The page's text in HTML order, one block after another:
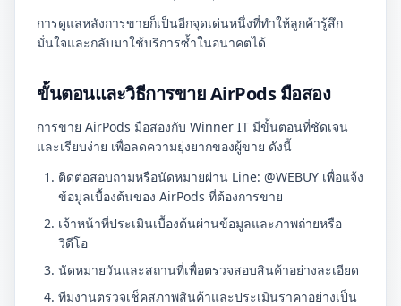
การดูแลหลังการขายก็เป็นอีกจุดเด่นหนึ่งที่ทำให้ลูกค้ารู้สึก
มั่นใจและกลับมาใช้บริการซ้ำในอนาคตได้
ขั้นตอนและวิธีการขาย AirPods มือสอง
การขาย AirPods มือสองกับ Winner IT มีขั้นตอนที่ชัดเจน
และเรียบง่าย เพื่อลดความยุ่งยากของผู้ขาย ดังนี้
ติดต่อสอบถามหรือนัดหมายผ่าน Line: @WEBUY เพื่อแจ้ง
ข้อมูลเบื้องต้นของ AirPods ที่ต้องการขาย
เจ้าหน้าที่ประเมินเบื้องต้นผ่านข้อมูลและภาพถ่ายหรือ
วิดีโอ
นัดหมายวันและสถานที่เพื่อตรวจสอบสินค้าอย่างละเอียด
ทีมงานตรวจเช็คสภาพสินค้าและประเมินราคาอย่างเป็น